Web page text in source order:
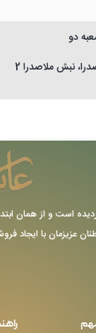
دو
نبش ملاصدرا 2
عباس عابدینی تاسیس
عزیزمان با ایجاد